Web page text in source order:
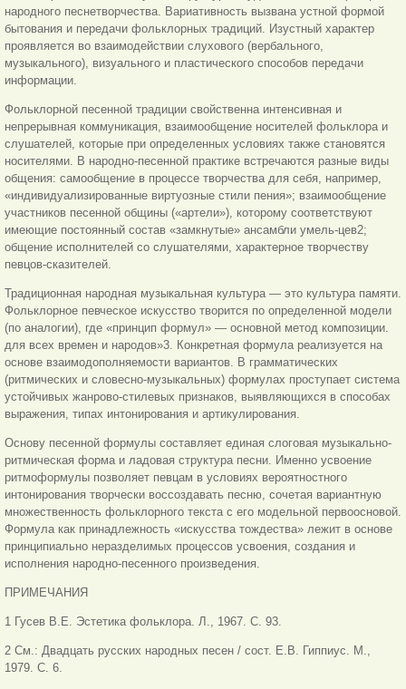
народного песнетворчества. Вариативность вызвана устной формой
бытования и передачи фольклорных традиций. Изустный характер
проявляется во взаимодействии слухового (вербального,
музыкального), визуального и пластического способов передачи
информации.
Фольклорной песенной традиции свойственна интенсивная и
непрерывная коммуникация, взаимообщение носителей фольклора и
слушателей, которые при определенных условиях также становятся
носителями. В народно-песенной практике встречаются разные виды
общения: самообщение в процессе творчества для себя, например,
«индивидуализированные виртуозные стили пения»; взаимообщение
участников песенной общины («артели»), которому соответствуют
имеющие постоянный состав «замкнутые» ансамбли умель-цев2;
общение исполнителей со слушателями, характерное творчеству
певцов-сказителей.
Традиционная народная музыкальная культура — это культура памяти.
Фольклорное певческое искусство творится по определенной модели
(по аналогии), где «принцип формул» — основной метод композиции.
для всех времен и народов»3. Конкретная формула реализуется на
основе взаимодополняемости вариантов. В грамматических
(ритмических и словесно-музыкальных) формулах проступает система
устойчивых жанрово-стилевых признаков, выявляющихся в способах
выражения, типах интонирования и артикулирования.
Основу песенной формулы составляет единая слоговая музыкально-
ритмическая форма и ладовая структура песни. Именно усвоение
ритмоформулы позволяет певцам в условиях вероятностного
интонирования творчески воссоздавать песню, сочетая вариантную
множественность фольклорного текста с его модельной первоосновой.
Формула как принадлежность «искусства тождества» лежит в основе
принципиально неразделимых процессов усвоения, создания и
исполнения народно-песенного произведения.
ПРИМЕЧАНИЯ
1 Гусев В.Е. Эстетика фольклора. Л., 1967. С. 93.
2 См.: Двадцать русских народных песен / сост. Е.В. Гиппиус. М.,
1979. С. 6.